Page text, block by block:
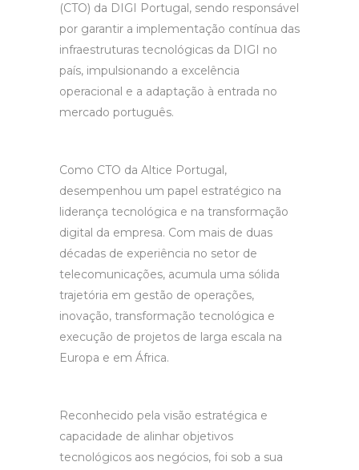
(CTO) da DIGI Portugal, sendo responsável
por garantir a implementação contínua das
infraestruturas tecnológicas da DIGI no
país, impulsionando a excelência
operacional e a adaptação à entrada no
mercado português.
Como CTO da Altice Portugal,
desempenhou um papel estratégico na
liderança tecnológica e na transformação
digital da empresa. Com mais de duas
décadas de experiência no setor de
telecomunicações, acumula uma sólida
trajetória em gestão de operações,
inovação, transformação tecnológica e
execução de projetos de larga escala na
Europa e em África.
Reconhecido pela visão estratégica e
capacidade de alinhar objetivos
tecnológicos aos negócios, foi sob a sua